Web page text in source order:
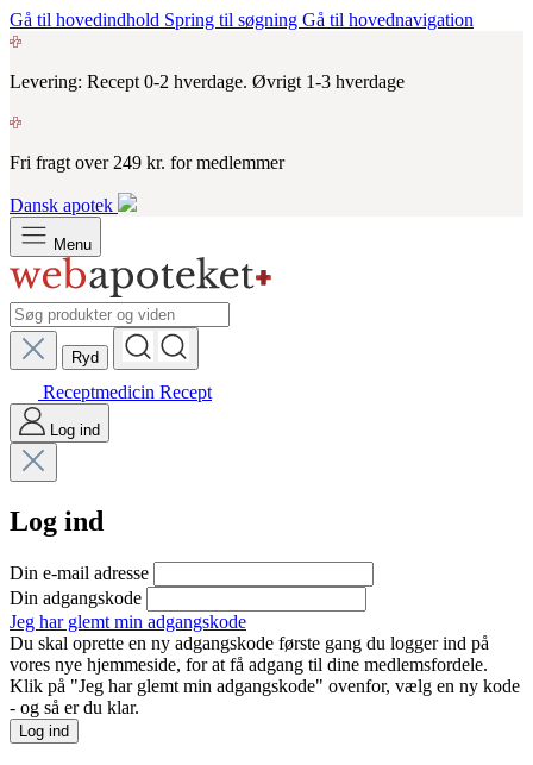
Gå til hovedindhold Spring til søgning Gå til hovednavigation
Levering: Recept 0-2 hverdage. Øvrigt 1-3 hverdage
Fri fragt over 249 kr. for medlemmer
Dansk apotek
Menu
Ryd
Receptmedicin Recept
Log ind
Log ind
Din e-mail adresse
Din adgangskode
Jeg har glemt min adgangskode
Du skal oprette en ny adgangskode første gang du logger ind på
vores nye hjemmeside, for at få adgang til dine medlemsfordele.
Klik på "Jeg har glemt min adgangskode" ovenfor, vælg en ny kode
- og så er du klar.
Log ind